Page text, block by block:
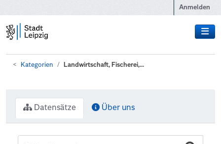
Anmelden
Kategorien Landwirtschaft, Fischerei,...
Datensätze Über uns